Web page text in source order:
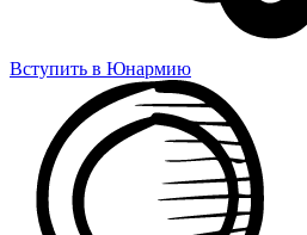
Вступить в Юнармию